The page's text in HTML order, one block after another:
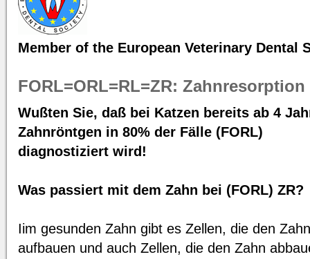
Member of the European Veterinary Dental
FORL=ORL=RL=ZR: Zahnresorption
Wußten Sie, daß bei Katzen bereits ab 4
Zahnröntgen in 80% der Fälle (FORL)
diagnostiziert wird!
Was passiert mit dem Zahn bei (FORL) ZR?
Iim gesunden Zahn gibt es Zellen, die den Zahn
aufbauen und auch Zellen, die den Zahn